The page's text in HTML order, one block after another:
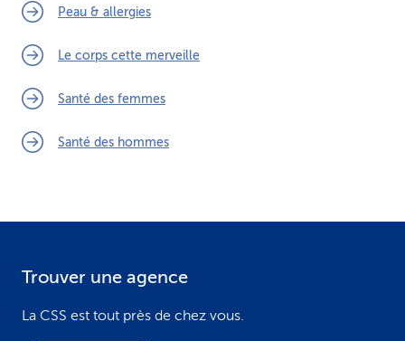
Peau & allergies
Le corps cette merveille
Santé des femmes
Santé des hommes
Trouver une agence
La CSS est tout près de chez vous.